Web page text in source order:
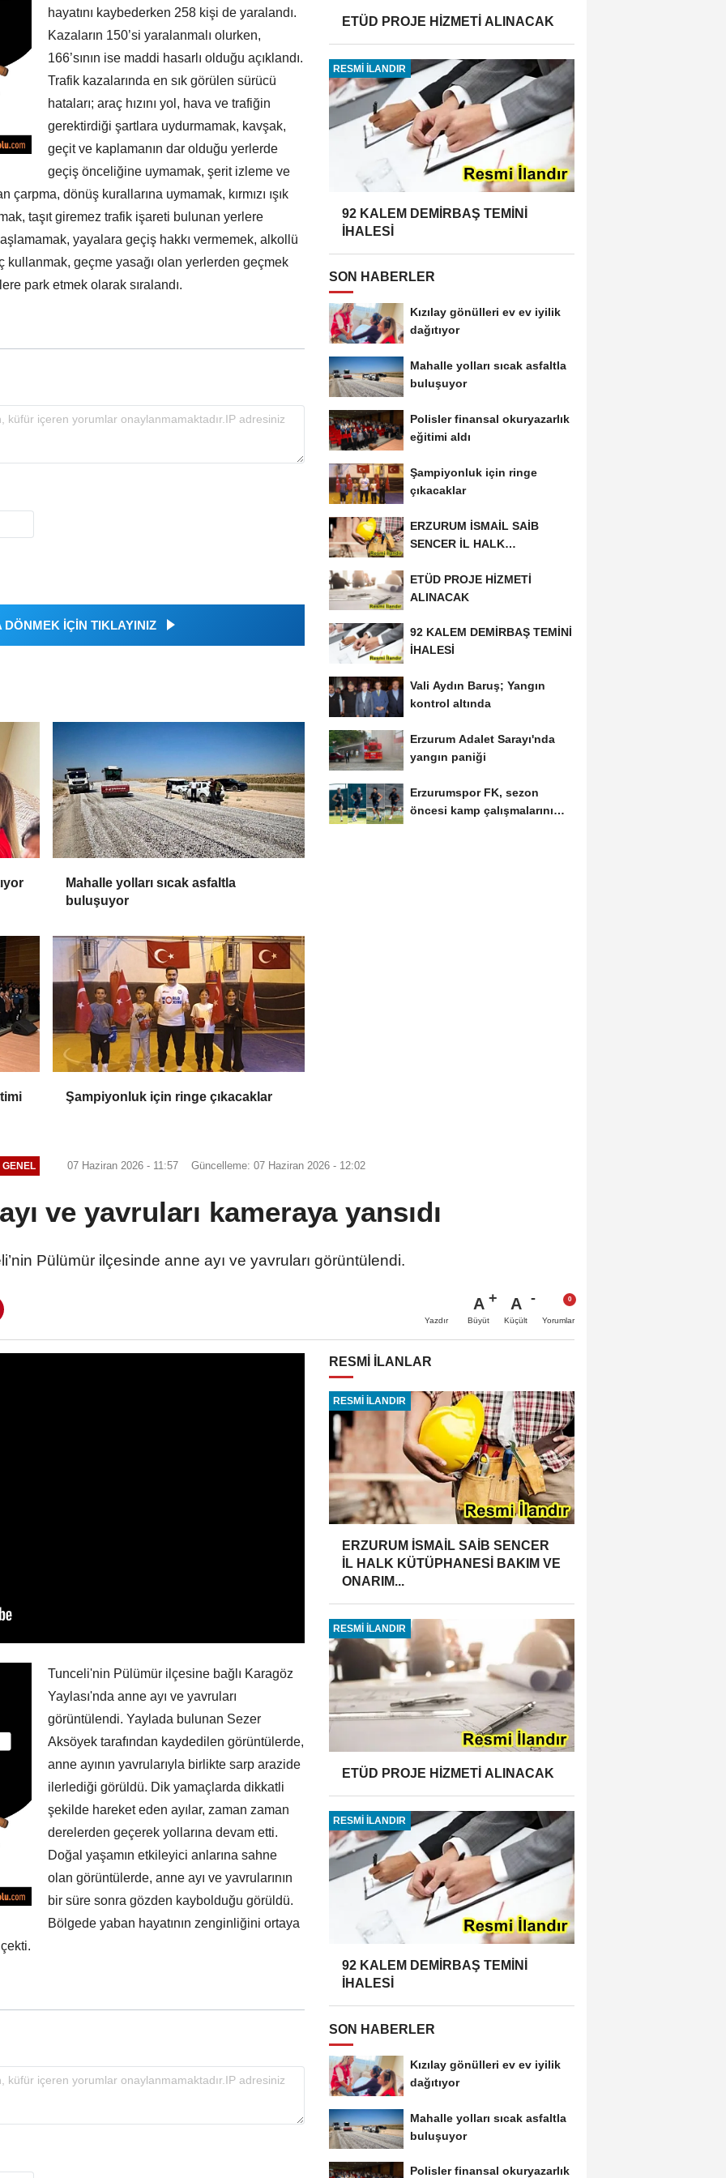
hayatını kaybederken 258 kişi de yaralandı.
Kazaların 150’si yaralanmalı olurken,
166’sının ise maddi hasarlı olduğu açıklandı.
Trafik kazalarında en sık görülen sürücü
hataları; araç hızını yol, hava ve trafiğin
gerektirdiği şartlara uydurmamak, kavşak,
geçit ve kaplamanın dar olduğu yerlerde
geçiş önceliğine uymamak, şerit izleme ve
dönüş kurallarına uymamak, kırmızı ışık
taşıt giremez trafik işareti bulunan yerlere
yayalara geçiş hakkı vermemek, alkollü
kullanmak, geçme yasağı olan yerlerden geçmek
park etmek olarak sıralandı.
DÖNMEK İÇİN TIKLAYINIZ
Mahalle yolları sıcak asfaltla
buluşuyor
Şampiyonluk için ringe çıkacaklar
ETÜD PROJE HİZMETİ ALINACAK
RESMİ İLANDIR
92 KALEM DEMİRBAŞ TEMİNİ
İHALESİ
SON HABERLER
Kızılay gönülleri ev ev iyilik
dağıtıyor
Mahalle yolları sıcak asfaltla
buluşuyor
Polisler finansal okuryazarlık
eğitimi aldı
Şampiyonluk için ringe
çıkacaklar
ERZURUM İSMAİL SAİB
SENCER İL HALK
ONARIM...
ETÜD PROJE HİZMETİ
ALINACAK
92 KALEM DEMİRBAŞ TEMİNİ
İHALESİ
Vali Aydın Baruş; Yangın
kontrol altında
Erzurum Adalet Sarayı'nda
yangın paniği
Erzurumspor FK, sezon
öncesi kamp çalışmalarını
GENEL 07 Haziran 2026 - 11:57 Güncelleme: 07 Haziran 2026 - 12:02
ve yavruları kameraya yansıdı
Pülümür ilçesinde anne ayı ve yavruları görüntülendi.
Yazdır
A
Büyüt
A
Küçült Yorumlar
Tunceli'nin Pülümür ilçesine bağlı Karagöz
Yaylası'nda anne ayı ve yavruları
görüntülendi. Yaylada bulunan Sezer
Aksöyek tarafından kaydedilen görüntülerde,
anne ayının yavrularıyla birlikte sarp arazide
ilerlediği görüldü. Dik yamaçlarda dikkatli
şekilde hareket eden ayılar, zaman zaman
derelerden geçerek yollarına devam etti.
Doğal yaşamın etkileyici anlarına sahne
olan görüntülerde, anne ayı ve yavrularının
bir süre sonra gözden kaybolduğu görüldü.
Bölgede yaban hayatının zenginliğini ortaya
RESMİ İLANLAR
RESMİ İLANDIR
ERZURUM İSMAİL SAİB SENCER
İL HALK KÜTÜPHANESİ BAKIM VE
ONARIM...
RESMİ İLANDIR
ETÜD PROJE HİZMETİ ALINACAK
RESMİ İLANDIR
92 KALEM DEMİRBAŞ TEMİNİ
İHALESİ
SON HABERLER
Kızılay gönülleri ev ev iyilik
dağıtıyor
Mahalle yolları sıcak asfaltla
buluşuyor
Polisler finansal okuryazarlık